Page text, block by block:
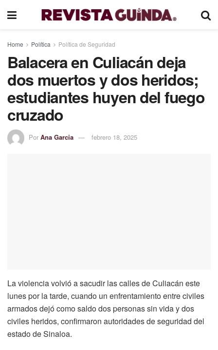
Home Política Política de Seguridad
Balacera en Culiacán deja
dos muertos y dos heridos;
estudiantes huyen del fuego
cruzado
Por Ana Garcia febrero 18, 2025
La violencia volvió a sacudir las calles de Culiacán este
lunes por la tarde, cuando un enfrentamiento entre civiles
armados dejó como saldo dos personas sin vida y dos
civiles heridos, confirmaron autoridades de seguridad del
estado de Sinaloa.